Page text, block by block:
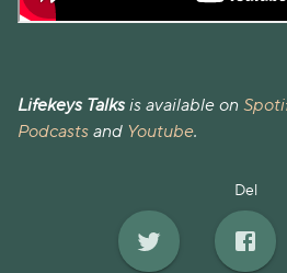
Lifekeys Talks is available on
Podcasts and Youtube.
Del